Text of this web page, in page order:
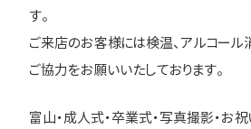
す。
ご来店のお客様には検温、アルコール
ご協力をお願いいたしております。
富山・成人式・卒業式・写真撮影・お